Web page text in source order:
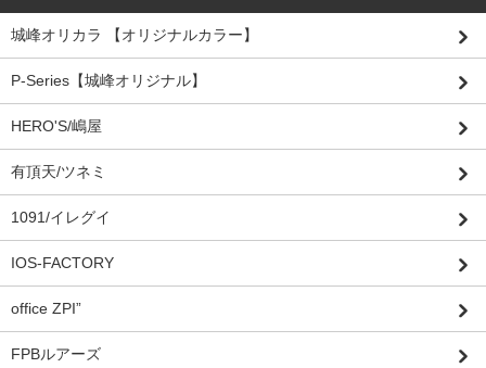
城峰オリカラ 【オリジナルカラー】
P-Series【城峰オリジナル】
HERO'S/嶋屋
有頂天/ツネミ
1091/イレグイ
IOS-FACTORY
office ZPI”
FPBルアーズ